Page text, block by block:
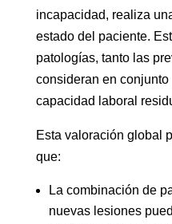
incapacidad, realiza
estado del paciente.
patologías, tanto las
consideran en
capacidad laboral
Esta valoración global
que:
La combinación de
nuevas lesiones